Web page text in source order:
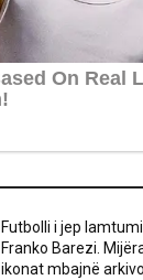
Futbolli i jep
Franko Barezi.
ikonat mbajnë